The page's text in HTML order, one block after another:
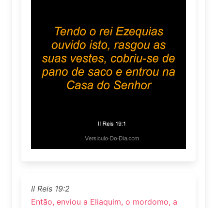
II Reis 19:2
Então, enviou a Eliaquim, o mordomo, a